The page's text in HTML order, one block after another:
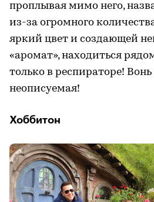
проплывая мимо него,
из-за огромного
яркий цвет и создающей
«аромат», находиться
только в респираторе!
неописуемая!
Хоббитон